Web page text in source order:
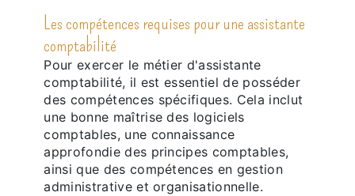
Les compétences requises pour une assistante
comptabilité
Pour exercer le métier d'assistante
comptabilité, il est essentiel de posséder
des compétences spécifiques. Cela inclut
une bonne maîtrise des logiciels
comptables, une connaissance
approfondie des principes comptables,
ainsi que des compétences en gestion
administrative et organisationnelle.